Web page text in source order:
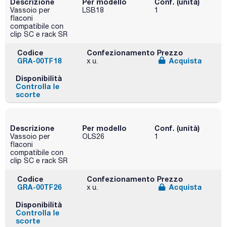
Vassoio per
flaconi
compatibile con
clip SC e rack SR
LSB18 1
Codice
GRA-00TF18
Confezionamento
x u.
Prezzo
Acquista
Disponibilità
Controlla le
scorte
Descrizione
Vassoio per
flaconi
compatibile con
clip SC e rack SR
Per modello
OLS26
Conf. (unità)
1
Codice
GRA-00TF26
Confezionamento
x u.
Prezzo
Acquista
Disponibilità
Controlla le
scorte